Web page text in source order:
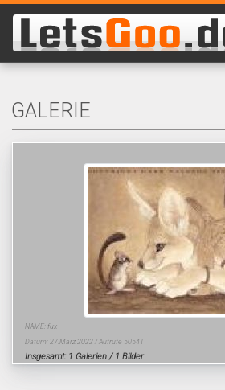
GALERIE
NAME: fux
Datum: 27.März 2022 / Aufrufe 50541
Insgesamt: 1 Galerien / 1 Bilder